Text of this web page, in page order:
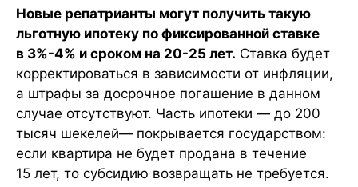
Новые репатрианты могут получить такую
льготную ипотеку по фиксированной ставке
в 3%-4% и сроком на 20-25 лет. Ставка будет
корректироваться в зависимости от инфляции,
а штрафы за досрочное погашение в данном
случае отсутствуют. Часть ипотеки — до 200
тысяч шекелей— покрывается государством:
если квартира не будет продана в течение
15 лет, то субсидию возвращать не требуется.